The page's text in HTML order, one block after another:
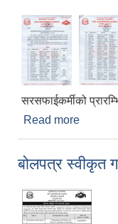
सरसफाईकर्मीको
Read more
बोलपत्र